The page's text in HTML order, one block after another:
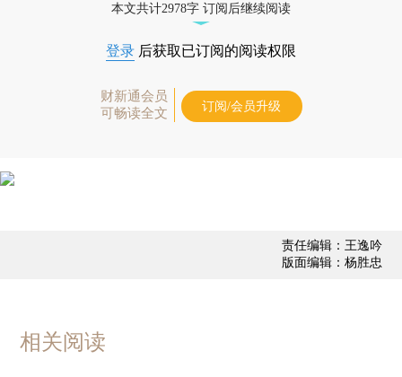
本文共计2978字 订阅后继续阅读
登录 后获取已订阅的阅读权限
财新通会员
可畅读全文
订阅/会员升级
责任编辑：王逸吟
版面编辑：杨胜忠
相关阅读